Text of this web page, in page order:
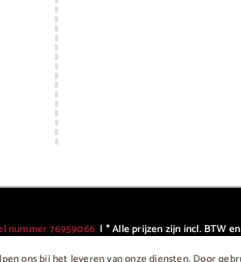
nummer 76959066 | * Alle prijzen zijn incl. BTW
met mate, geen 18? Geen alcohol.